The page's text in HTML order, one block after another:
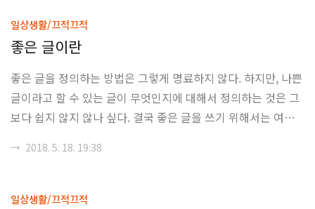
실패하였고, 포기하였고, 그리고 모든 걸 망쳤었다. 지금은 좀
다를지 모른다. 독특한 사람들의 조합이라던지, 특수한 시장 상
오래 갈 지 모르겠다. 단계적으로 나라는 존재가 정신적으로 무
너지는 시점에서 더 앞으로 나아가봤자 의미가 있나 싶다. 패배
주의적인 면모라고 비웃었던, ..
일상생활/끄적끄적
좋은 글이란
좋은 글을 정의하는 방법은 그렇게 명료하지 않다. 하지만, 나쁜
글이라고 할 수 있는 글이 무엇인지에 대해서 정의하는 것은 그
보다 쉽지 않지 않나 싶다. 결국 좋은 글을 쓰기 위해서는 여러
점점 필력을 기르는 방법 밖에 없을 것 같다는 생각이 들지만,
배우고 싶어한다는 것도 사실일 것이다. 뭐, 그런 김에 끄적끄적
→ 2018. 5. 18. 19:38
일상생활/끄적끄적